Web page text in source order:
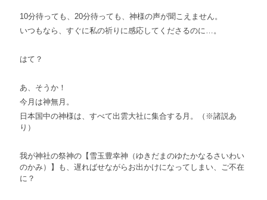
10分待っても、20分待っても、神様の声が聞こえません。
いつもなら、すぐに私の祈りに感応してくださるのに…。
はて？
あ、そうか！
今月は神無月。
日本国中の神様は、すべて出雲大社に集合する月。（※諸説あ
り）
我が神社の祭神の【雪玉豊幸神（ゆきだまのゆたかなるさいわい
のかみ）】も、遅ればせながらお出かけになってしまい、ご不在
に？